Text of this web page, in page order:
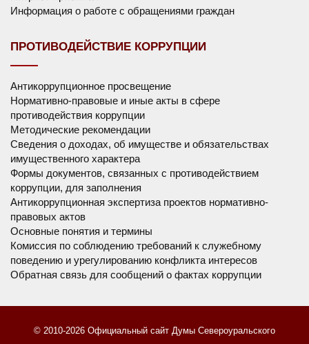
Информация о работе с обращениями граждан
ПРОТИВОДЕЙСТВИЕ КОРРУПЦИИ
Антикоррупционное просвещение
Нормативно-правовые и иные акты в сфере
противодействия коррупции
Методические рекомендации
Сведения о доходах, об имуществе и обязательствах
имущественного характера
Формы документов, связанных с противодействием
коррупции, для заполнения
Антикоррупционная экспертиза проектов нормативно-
правовых актов
Основные понятия и термины
Комиссия по соблюдению требований к служебному
поведению и урегулированию конфликта интересов
Обратная связь для сообщений о фактах коррупции
© 2010-2026 Официальный сайт Думы Североуральского